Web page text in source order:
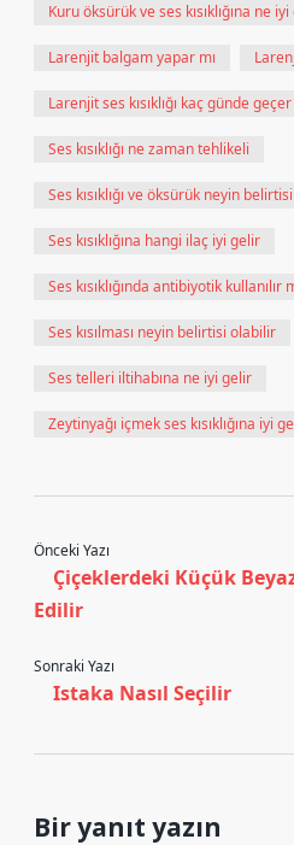
Kuru öksürük ve ses kısıklığına ne
Larenjit balgam yapar mı
Larenjit ses kısıklığı kaç günde geçer
Ses kısıklığı ne zaman tehlikeli
Ses kısıklığı ve öksürük neyin
Ses kısıklığına hangi ilaç iyi gelir
Ses kısıklığında antibiyotik kullanılır
Ses kısılması neyin belirtisi olabilir
Ses telleri iltihabına ne iyi gelir
Zeytinyağı içmek ses kısıklığına iyi
Önceki Yazı
Çiçeklerdeki Küçük
Edilir
Sonraki Yazı
Istaka Nasıl Seçilir
Bir yanıt yazın